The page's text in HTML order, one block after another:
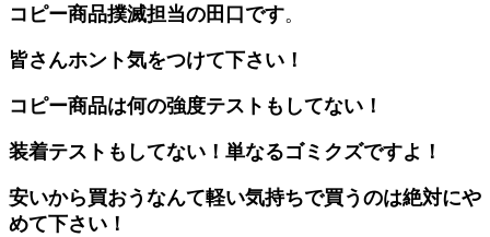
コピー商品撲滅担当の田口です。
皆さんホント気をつけて下さい！
コピー商品は何の強度テストもしてない！
装着テストもしてない！単なるゴミクズですよ！
安いから買おうなんて軽い気持ちで買うのは絶対にや
めて下さい！